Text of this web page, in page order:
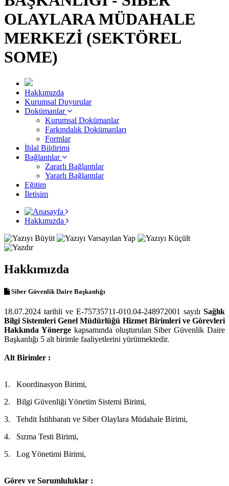
OLAYLARA MÜDAHALE
MERKEZİ (SEKTÖREL
SOME)
Hakkımızda
Kurumsal Duyurular
Dokümanlar
Kurumsal Dokümanlar
Farkındalık Dokümanları
Formlar
İhlal Bildirimi
Bağlantılar
Zararlı Bağlantılar
Yararlı Bağlantılar
Eğitim
İletişim
Hakkımızda
Hakkımızda
Siber Güvenlik Daire Başkanlığı
18.07.2024 tarihli ve E-75735711-010.04-248972001 sayılı Sağlık
Bilgi Sistemleri Genel Müdürlüğü Hizmet Birimleri ve Görevleri
Hakkında Yönergekapsamında oluşturulan Siber Güvenlik Daire
Başkanlığı 5 alt birimle faaliyetlerini yürütmektedir.
Alt Birimler :
1.
Koordinasyon Birimi,
2.
Bilgi Güvenliği Yönetim Sistemi Birimi,
3.
Tehdit İstihbaratı ve Siber Olaylara Müdahale Birimi,
4.
Sızma Testi Birimi,
5.
Log Yönetimi Birimi,
Görev ve Sorumluluklar :